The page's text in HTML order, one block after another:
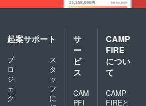
起案サポート
プ
ロ
ジ
ェ
ク
ス
タ
ッ
フ
に
サ
ー
ビ
ス
CAM
PFI
CAMP
FIRE
につい
て
CAMP
FIREと